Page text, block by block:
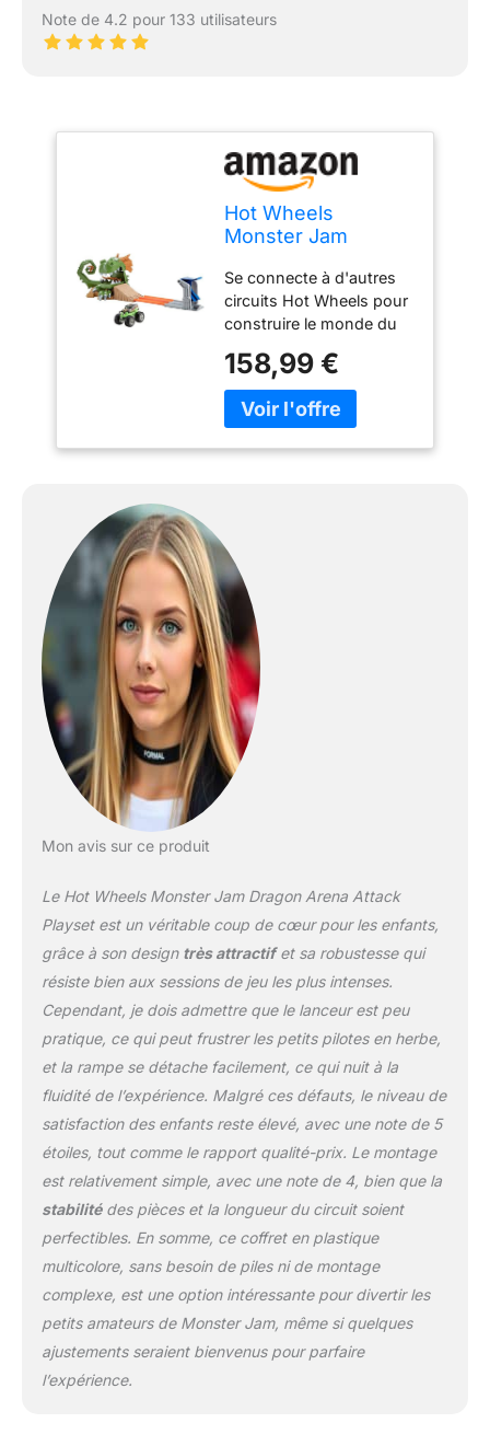
Note de 4.2 pour 133 utilisateurs
Hot Wheels
Monster Jam
Attack Playset
Se connecte à d'autres
circuits Hot Wheels pour
construire le monde du
l'échelle 64 Contenu : 1
pièce Attention : le
dragon peut hacher à
158,99 €
Mon avis sur ce produit
Le Hot Wheels Monster Jam Dragon Arena Attack
Playset est un véritable coup de cœur pour les enfants,
grâce à son design très attractifet sa robustesse qui
résiste bien aux sessions de jeu les plus intenses.
Cependant, je dois admettre que le lanceur est peu
pratique, ce qui peut frustrer les petits pilotes en herbe,
et la rampe se détache facilement, ce qui nuit à la
fluidité de l’expérience. Malgré ces défauts, le niveau de
satisfaction des enfants reste élevé, avec une note de 5
étoiles, tout comme le rapport qualité-prix. Le montage
est relativement simple, avec une note de 4, bien que la
stabilitédes pièces et la longueur du circuit soient
perfectibles. En somme, ce coffret en plastique
multicolore, sans besoin de piles ni de montage
complexe, est une option intéressante pour divertir les
petits amateurs de Monster Jam, même si quelques
ajustements seraient bienvenus pour parfaire
l’expérience.